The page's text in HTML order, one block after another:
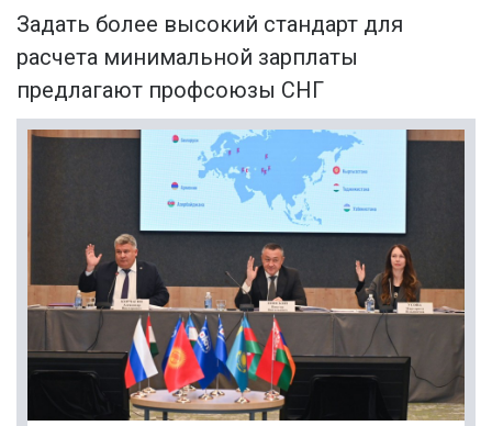
Задать более высокий стандарт для
расчета минимальной зарплаты
предлагают профсоюзы СНГ